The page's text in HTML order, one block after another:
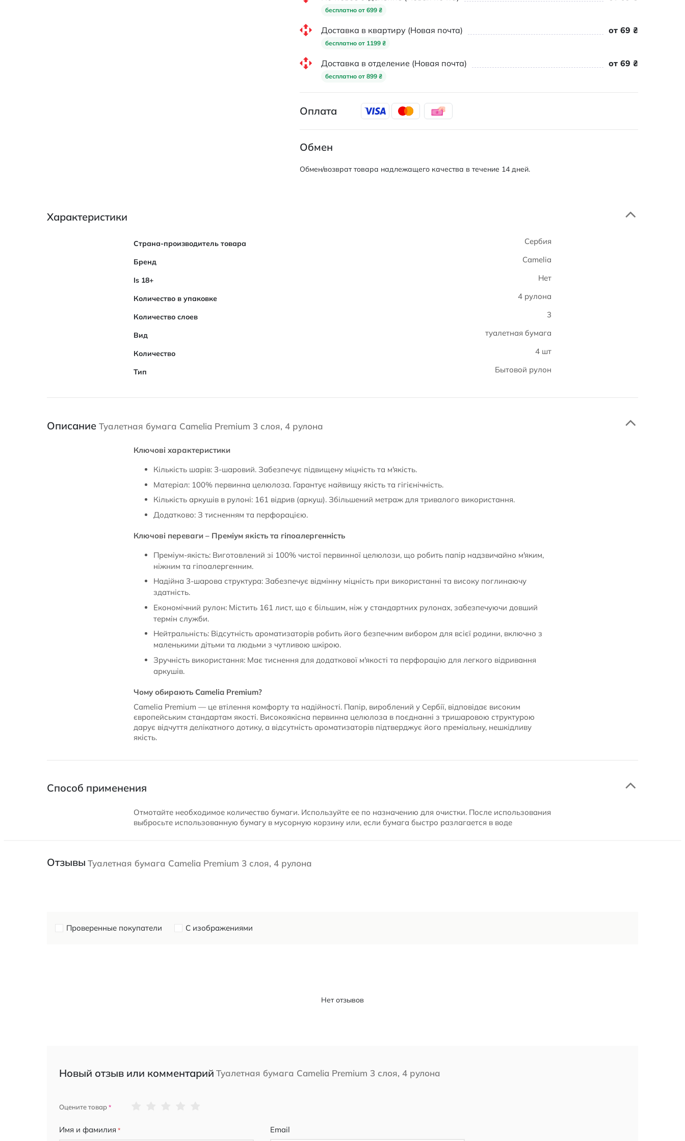
бесплатно от 699 ₴
Доставка в квартиру (Новая почта)
бесплатно от 1199 ₴
от 69 ₴
Доставка в отделение (Новая почта)
бесплатно от 899 ₴
от 69 ₴
Оплата
Обмен
Обмен/возврат товара надлежащего качества в течение 14 дней.
Характеристики
Характеристики
Страна-производитель товара Сербия
Бренд Camelia
Is 18+ Нет
Количество в упаковке 4 рулона
Количество слоев 3
Вид туалетная бумага
Количество 4 шт
Тип Бытовой рулон
Описание Туалетная бумага Camelia Premium 3 слоя, 4 рулона
Ключові характеристики
Кількість шарів: 3-шаровий. Забезпечує підвищену міцність та м'якість.
Матеріал: 100% первинна целюлоза. Гарантує найвищу якість та гігієнічність.
Кількість аркушів в рулоні: 161 відрив (аркуш). Збільшений метраж для тривалого використання.
Додатково: З тисненням та перфорацією.
Ключові переваги – Преміум якість та гіпоалергенність
Преміум-якість: Виготовлений зі 100% чистої первинної целюлози, що робить папір надзвичайно м'яким,
ніжним та гіпоалергенним.
Надійна 3-шарова структура: Забезпечує відмінну міцність при використанні та високу поглинаючу
здатність.
Економічний рулон: Містить 161 лист, що є більшим, ніж у стандартних рулонах, забезпечуючи довший
термін служби.
Нейтральність: Відсутність ароматизаторів робить його безпечним вибором для всієї родини, включно з
маленькими дітьми та людьми з чутливою шкірою.
Зручність використання: Має тиснення для додаткової м'якості та перфорацію для легкого відривання
аркушів.
Чому обирають Camelia Premium?
Camelia Premium — це втілення комфорту та надійності. Папір, вироблений у Сербії, відповідає високим
європейським стандартам якості. Високоякісна первинна целюлоза в поєднанні з тришаровою структурою
дарує відчуття делікатного дотику, а відсутність ароматизаторів підтверджує його преміальну, нешкідливу
якість.
Способ применения
Отмотайте необходимое количество бумаги. Используйте ее по назначению для очистки. После использования
выбросьте использованную бумагу в мусорную корзину или, если бумага быстро разлагается в воде
Отзывы Туалетная бумага Camelia Premium 3 слоя, 4 рулона
Проверенные покупатели С изображениями
Нет отзывов
Новый отзыв или комментарий Туалетная бумага Camelia Premium 3 слоя, 4 рулона
Оцените товар
Имя и фамилия Email